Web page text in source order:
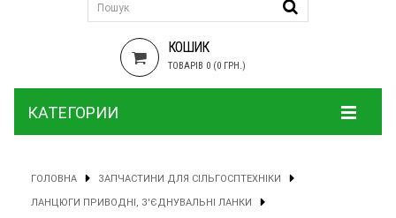
КОШИК
ТОВАРІВ 0 (0 ГРН.)
КАТЕГОРИИ
ГОЛОВНА ЗАПЧАСТИНИ ДЛЯ СІЛЬГОСПТЕХНІКИ
ЛАНЦЮГИ ПРИВОДНІ, З'ЄДНУВАЛЬНІ ЛАНКИ